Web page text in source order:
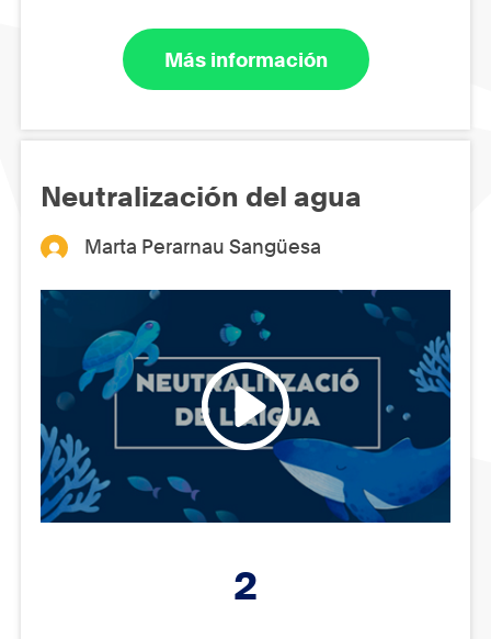
Más información
Neutralización del agua
Marta Perarnau Sangüesa
2